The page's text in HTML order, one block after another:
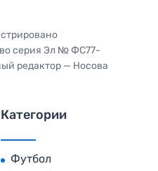
серия Эл № ФС77-
редактор — Носова
Категории
Футбол